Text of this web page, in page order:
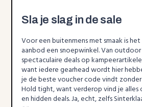
Sla je slag in de sale
Voor een buitenmens met smaak is
aanbod een snoepwinkel. Van
spectaculaire deals op
want iedere gearhead wordt hier
je de beste voucher code vindt
Hold tight, want verderop vind je alles
en hidden deals. Ja, echt, zelfs